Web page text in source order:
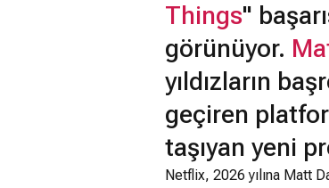
Things"
görünüyor.
yıldızların
geçiren
taşıyan yeni
Netflix, 2026 yılına Matt